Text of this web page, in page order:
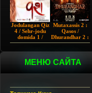
Jodulangan Qiz
4 / Sehr-jodu
domida 1 /
Egallangan 1 /
Hind kino
Uzbek tilida
Mutaxassis 2 :
Qasos /
Dhurandhar 2 :
Intiqom 2026
МЕНЮ САЙТА